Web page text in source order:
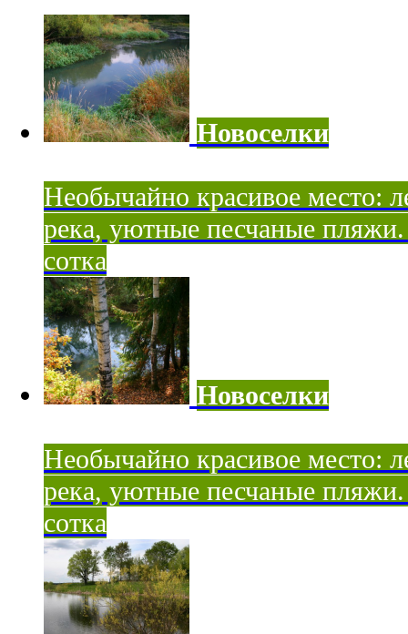
Новоселки
Необычайно красивое место:
река, уютные песчаные
сотка
Новоселки
Необычайно красивое место:
река, уютные песчаные
сотка